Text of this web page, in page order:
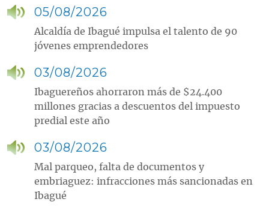
05/08/2026
Alcaldía de Ibagué impulsa el talento de 90
jóvenes emprendedores
03/08/2026
Ibaguereños ahorraron más de $24.400
millones gracias a descuentos del impuesto
predial este año
03/08/2026
Mal parqueo, falta de documentos y
embriaguez: infracciones más sancionadas en
Ibagué